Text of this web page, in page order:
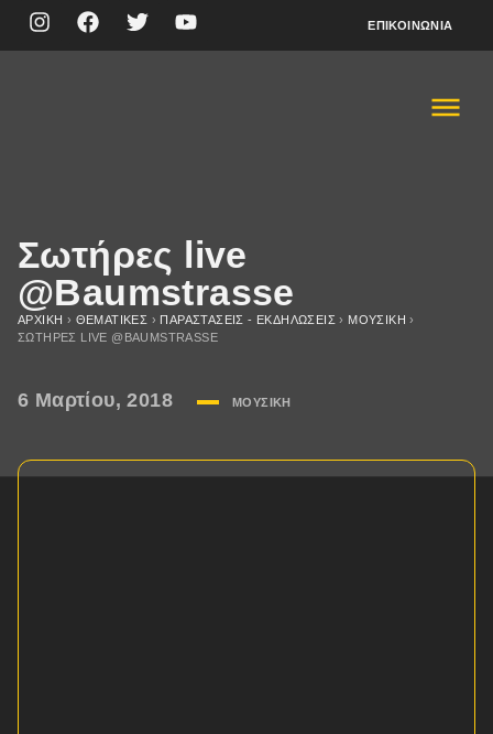
ΕΠΙΚΟΙΝΩΝΊΑ
Σωτήρες live
@Baumstrasse
ΑΡΧΙΚΉ › ΘΕΜΑΤΙΚΈΣ › ΠΑΡΑΣΤΆΣΕΙΣ - ΕΚΔΗΛΏΣΕΙΣ › ΜΟΥΣΙΚΉ ›
ΣΩΤΉΡΕΣ LIVE @BAUMSTRASSE
6 Μαρτίου, 2018 ΜΟΥΣΙΚΉ